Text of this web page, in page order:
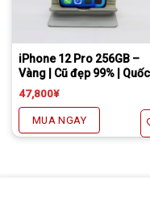
iPhone 12 Pro 256GB –
Vàng | Cũ đẹp 99% |
47,800¥
MUA NGAY